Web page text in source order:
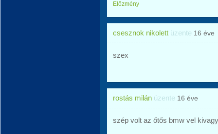
Előzmény
csesznok nikolett üzente 16 éve
szex
rostás milán üzente 16 éve
szép volt az őtős bmw vel kivagy